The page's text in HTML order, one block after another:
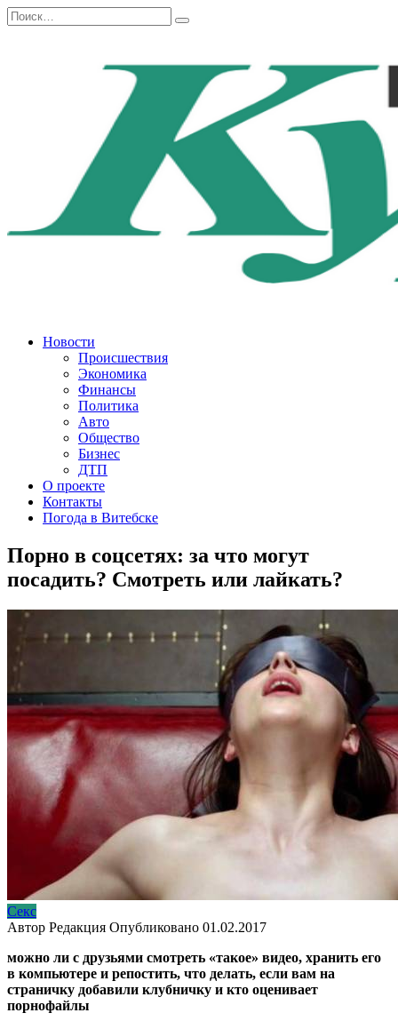
Перейти
к
Search
for:
Новости
Происшествия
Экономика
Финансы
Политика
Авто
Общество
Бизнес
ДТП
О проекте
Контакты
Погода в Витебске
Порно в соцсетях: за что могут
посадить? Смотреть или лайкать?
Секс
Автор Редакция Опубликовано 01.02.2017
можно ли с друзьями смотреть «такое» видео, хранить его
в компьютере и репостить, что делать, если вам на
страничку добавили клубничку и кто оценивает
порнофайлы